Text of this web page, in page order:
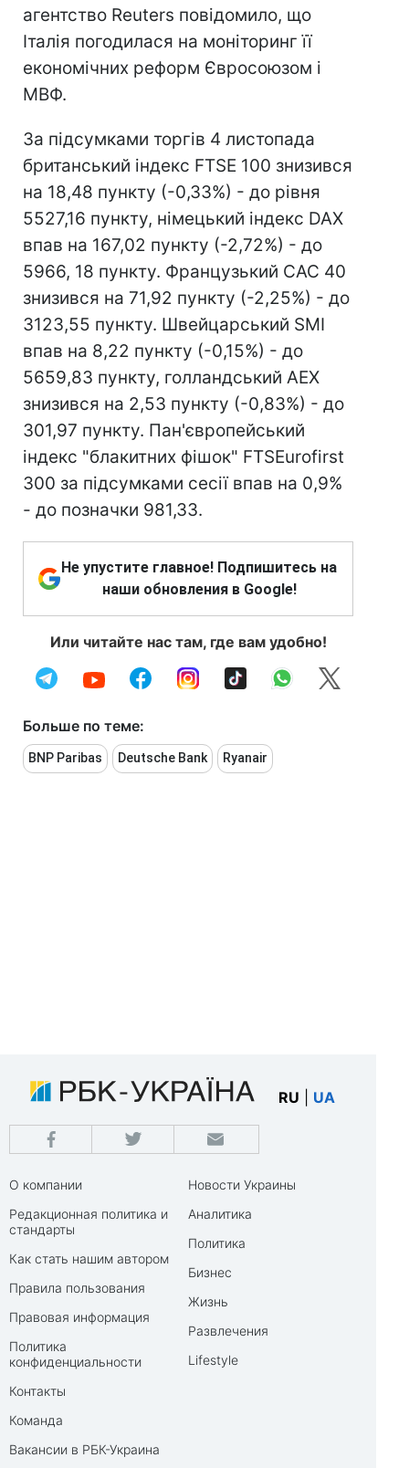
агентство Reuters повідомило, що
Італія погодилася на моніторинг її
економічних реформ Євросоюзом і
МВФ.
За підсумками торгів 4 листопада
британський індекс FTSE 100 знизився
на 18,48 пункту (-0,33%) - до рівня
5527,16 пункту, німецький індекс DAX
впав на 167,02 пункту (-2,72%) - до
5966, 18 пункту. Французький CAC 40
знизився на 71,92 пункту (-2,25%) - до
3123,55 пункту. Швейцарський SMI
впав на 8,22 пункту (-0,15%) - до
5659,83 пункту, голландський AEX
знизився на 2,53 пункту (-0,83%) - до
301,97 пункту. Пан'європейський
індекс "блакитних фішок" FTSEurofirst
300 за підсумками сесії впав на 0,9%
- до позначки 981,33.
Не упустите главное! Подпишитесь на
наши обновления в Google!
Или читайте нас там, где вам удобно!
Больше по теме:
BNP Paribas Deutsche Bank Ryanair
RU UA
О компании
Редакционная политика и
стандарты
Как стать нашим автором
Правила пользования
Правовая информация
Политика
конфиденциальности
Контакты
Команда
Вакансии в РБК-Украина
Новости Украины
Аналитика
Политика
Бизнес
Жизнь
Развлечения
Lifestyle